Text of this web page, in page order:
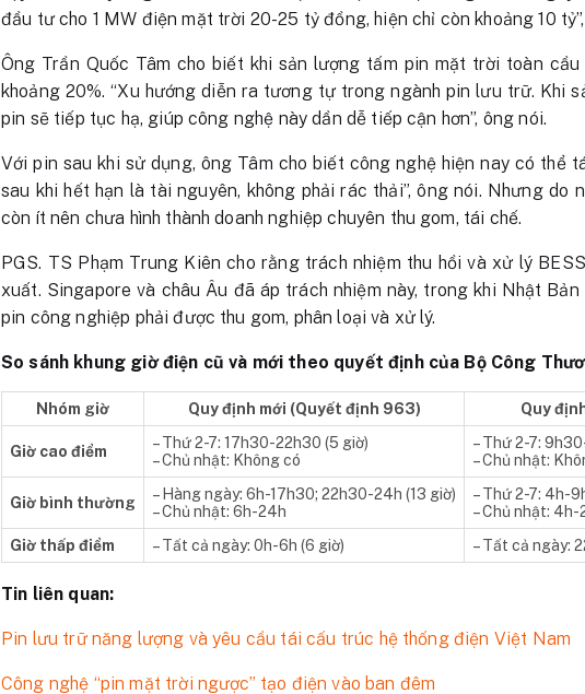
đầu tư cho 1 MW điện mặt trời 20-25 tỷ đồng, hiện chỉ còn khoảng 10
Ông Trần Quốc Tâm cho biết khi sản lượng tấm pin mặt trời toàn
khoảng 20%. “Xu hướng diễn ra tương tự trong ngành pin lưu trữ. Khi
pin sẽ tiếp tục hạ, giúp công nghệ này dần dễ tiếp cận hơn”, ông nói.
Với pin sau khi sử dụng, ông Tâm cho biết công nghệ hiện nay có thể
sau khi hết hạn là tài nguyên, không phải rác thải”, ông nói. Nhưng
còn ít nên chưa hình thành doanh nghiệp chuyên thu gom, tái chế.
PGS. TS Phạm Trung Kiên cho rằng trách nhiệm thu hồi và xử lý
xuất. Singapore và châu Âu đã áp trách nhiệm này, trong khi Nhật
pin công nghiệp phải được thu gom, phân loại và xử lý.
So sánh khung giờ điện cũ và mới theo quyết định của Bộ Công
Nhóm giờ Quy định mới (Quyết định 963) Quy
Giờ cao điểm
– Thứ 2-7: 17h30-22h30 (5 giờ)
– Chủ nhật: Không có
– Thứ 2-7:
– Chủ nhật:
Giờ bình thường
– Hàng ngày: 6h-17h30; 22h30-24h (13 giờ)
– Chủ nhật: 6h-24h
– Thứ 2-7: 4h-
– Chủ nhật: 4h-
Giờ thấp điểm
– Tất cả ngày: 0h-6h (6 giờ) – Tất cả ngày:
Tin liên quan:
Pin lưu trữ năng lượng và yêu cầu tái cấu trúc hệ thống điện Việt Nam
Công nghệ “pin mặt trời ngược” tạo điện vào ban đêm